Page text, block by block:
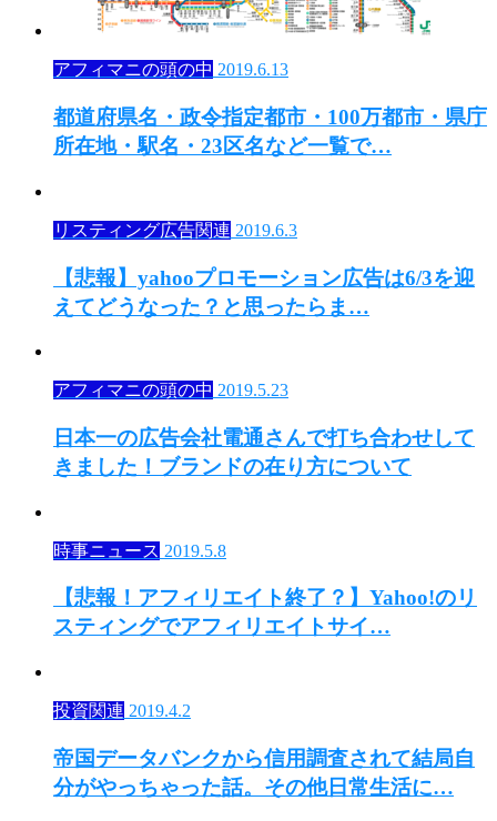
アフィマニの頭の中 2019.6.13
都道府県名・政令指定都市・100万都市・県庁
所在地・駅名・23区名など一覧で…
リスティング広告関連 2019.6.3
【悲報】yahooプロモーション広告は6/3を迎
えてどうなった？と思ったらま…
アフィマニの頭の中 2019.5.23
日本一の広告会社電通さんで打ち合わせして
きました！ブランドの在り方について
時事ニュース 2019.5.8
【悲報！アフィリエイト終了？】Yahoo!のリ
スティングでアフィリエイトサイ…
投資関連 2019.4.2
帝国データバンクから信用調査されて結局自
分がやっちゃった話。その他日常生活に…